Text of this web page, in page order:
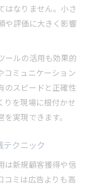
はなりません。小さ
や評価に大きく影響
ールの活用も効果的
コミュニケーション
のスピードと正確性
りを現場に根付かせ
実現できます。
クニック
は新規顧客獲得や信
コミは広告よりも高